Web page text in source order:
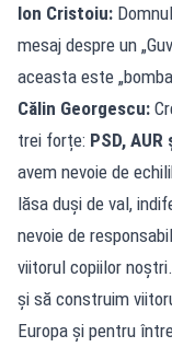
Ion Cristoiu:
mesaj despre un
aceasta este
Călin Georgescu:
trei forțe: PSD, AUR
avem nevoie de
lăsa duși de val,
nevoie de
viitorul copiilor
și să construim
Europa și pentru